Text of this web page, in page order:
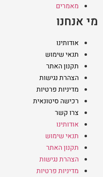
מאמרים
מי אנחנו
אודותינו
תנאי שימוש
תקנון האתר
הצהרת נגישות
מדיניות פרטיות
רכישה סיטונאית
צרו קשר
אודותינו
תנאי שימוש
תקנון האתר
הצהרת נגישות
מדיניות פרטיות